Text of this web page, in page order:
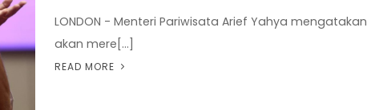
LONDON - Menteri Pariwisata Arief Yahya mengatakan
akan mere[...]
READ MORE